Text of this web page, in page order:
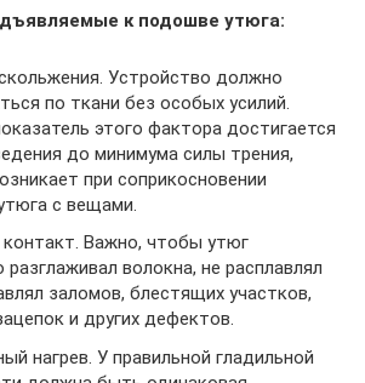
к подошве утюга:
Устройство должно
по ткани без особых усилий.
этого фактора достигается
до минимума силы трения,
при соприкосновении
с вещами.
Важно, чтобы утюг
разглаживал волокна, не расплавлял
заломов, блестящих участков,
и других дефектов.
нагрев. У правильной гладильной